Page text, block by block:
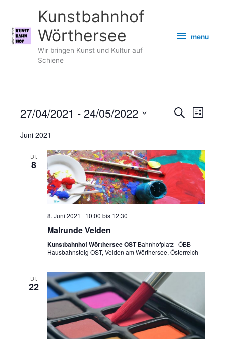
springen
Kunstbahnhof
Wörthersee
Wir bringen Kunst und Kultur auf
Schiene
menu
menu
Veranstaltungen
und
Navigation
SucheListe
27/04/2021 - 24/05/2022
wählen.
Juni 2021
DI.
8
8. Juni 2021 | 10:00 bis 12:30
Malrunde Velden
Kunstbahnhof Wörthersee OSTBahnhofplatz | ÖBB-
Hausbahnsteig OST, Velden am Wörthersee, Österreich
DI.
22